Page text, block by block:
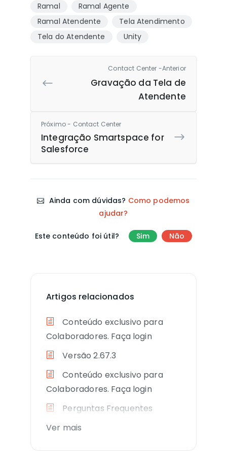
Ramal
Ramal Agente
Ramal Atendente
Tela Atendimento
Tela do Atendente
Unity
Contact Center -Anterior
Gravação da Tela de
Atendente
Próximo - Contact Center
Integração Smartspace for
Salesforce
Ainda com dúvidas? Como podemos
ajudar?
Este conteúdo foi útil? Sim Não
Artigos relacionados
Conteúdo exclusivo para
Colaboradores. Faça login
Versão 2.67.3
Conteúdo exclusivo para
Colaboradores. Faça login
Perguntas Frequentes
Ver mais